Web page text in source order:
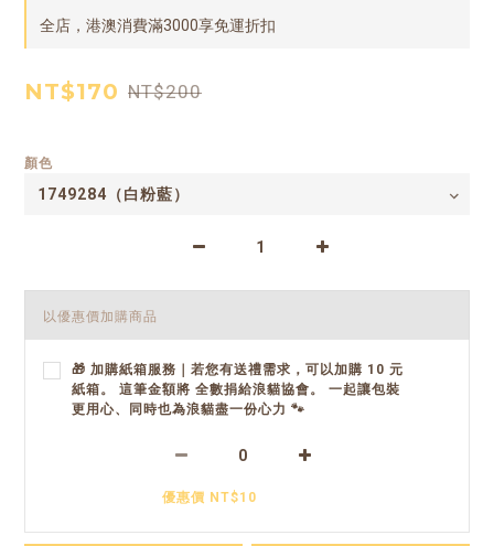
全店，港澳消費滿3000享免運折扣
NT$170 NT$200
顏色
以優惠價加購商品
🎁 加購紙箱服務｜若您有送禮需求，可以加購 10 元
紙箱。 這筆金額將 全數捐給浪貓協會。 一起讓包裝
更用心、同時也為浪貓盡一份心力 🐾
優惠價 NT$10